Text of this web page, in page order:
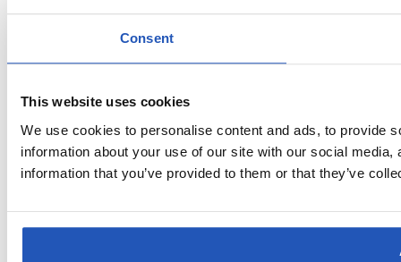
Consent
This website uses cookies
We use cookies to personalise content and ads, to provide
information about your use of our site with our social
information that you’ve provided to them or that they’ve